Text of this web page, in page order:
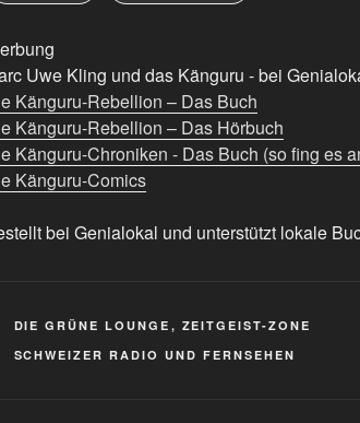
Uwe Kling und das Känguru - bei
Känguru-Rebellion – Das Buch
Känguru-Rebellion – Das Hörbuch
Känguru-Chroniken - Das Buch (so fing es
Känguru-Comics
bei Genialokal und unterstützt lokale
KATEGORIEN
DIE GRÜNE LOUNGE , ZEITGEIST-ZONE
SCHLAGWÖRTER
SCHWEIZER RADIO UND FERNSEHEN